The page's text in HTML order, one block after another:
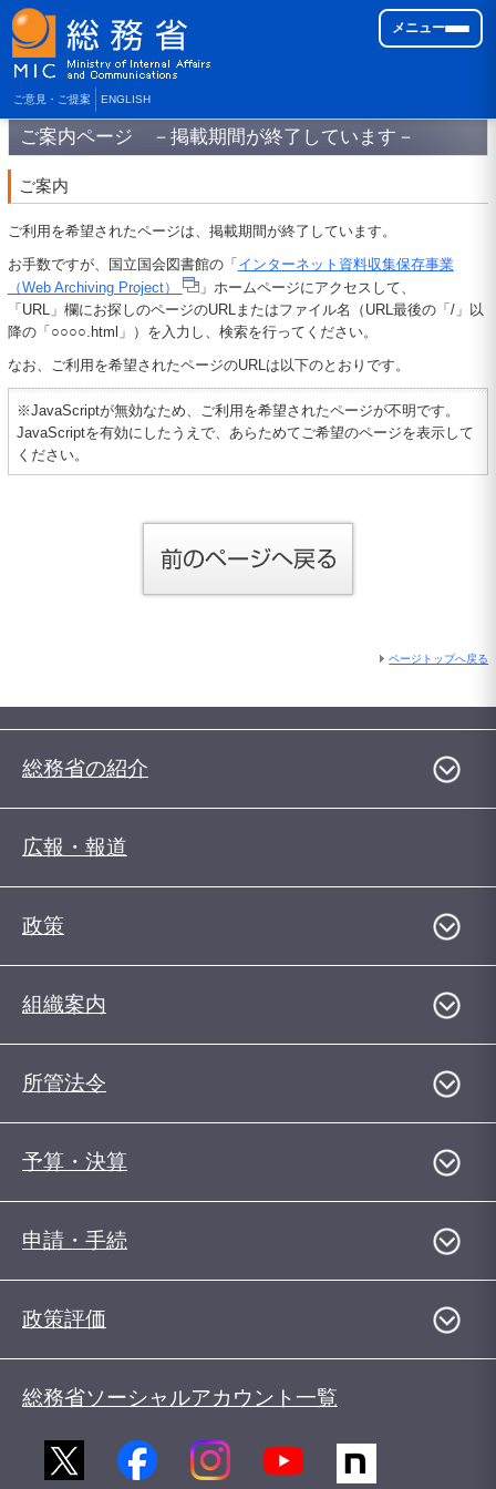
ご意見・ご提案 ENGLISH
メニュー
ご案内ページ －掲載期間が終了しています－
ご案内
ご利用を希望されたページは、掲載期間が終了しています。
お手数ですが、国立国会図書館の「 インターネット資料収集保存事業
（Web Archiving Project）
」ホームページにアクセスして、
「URL」欄にお探しのページのURLまたはファイル名（URL最後の「/」以
降の「○○○○.html」）を入力し、検索を行ってください。
なお、ご利用を希望されたページのURLは以下のとおりです。
※JavaScriptが無効なため、ご利用を希望されたページが不明です。
JavaScriptを有効にしたうえで、あらためてご希望のページを表示して
ください。
ページトップへ戻る
総務省の紹介
広報・報道
政策
組織案内
所管法令
予算・決算
申請・手続
政策評価
総務省ソーシャルアカウント一覧